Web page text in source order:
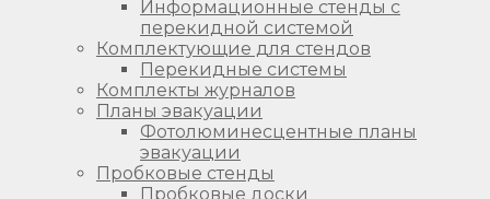
Информационные стенды с
перекидной системой
Комплектующие для стендов
Перекидные системы
Комплекты журналов
Планы эвакуации
Фотолюминесцентные планы
эвакуации
Пробковые стенды
Пробковые доски